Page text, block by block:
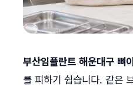
부산임플란트 해운대구 뼈
를 피하기 쉽습니다. 같은